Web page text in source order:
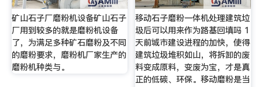
矿山石子厂磨粉机设备矿山石子
厂用到较多的就是磨粉机设备
了，为满足多种矿石磨粉及不同
的磨粉要求，磨粉机厂家生产的
磨粉机种类与。
移动石子磨粉一体机处理建筑垃
圾后可以用来作为路基回填吗 1
天前城市建设进程的加快，使得
建筑垃圾堆积如山，将拆卸的废
料变成原料，变废为宝，才是真
正的低碳、环保。移动磨粉是当